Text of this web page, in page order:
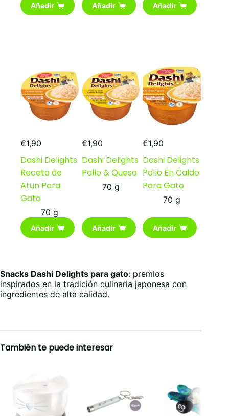
Añadir Añadir Añadir
€1,90
Dashi Delights
Receta de
Atun Para
Gato
70 g
Añadir
€1,90
Dashi Delights
Pollo & Queso
70 g
Añadir
€1,90
Dashi Delights
Pollo En Caldo
Para Gato
70 g
Añadir
Snacks Dashi Delights para gato: premios
inspirados en la tradición culinaria japonesa con
ingredientes de alta calidad.
También te puede interesar